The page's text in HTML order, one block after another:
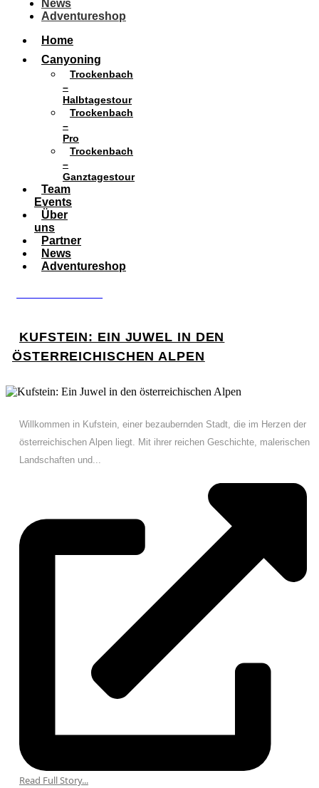
News
Adventureshop
Home
Canyoning
Trockenbach
–
Halbtagestour
Trockenbach
–
Pro
Trockenbach
–
Ganztagestour
Team
Events
Über
uns
Partner
News
Adventureshop
KUFSTEIN: EIN JUWEL IN DEN
ÖSTERREICHISCHEN ALPEN
Willkommen in Kufstein, einer bezaubernden Stadt, die im Herzen der
österreichischen Alpen liegt. Mit ihrer reichen Geschichte, malerischen
Landschaften und...
Read Full Story...